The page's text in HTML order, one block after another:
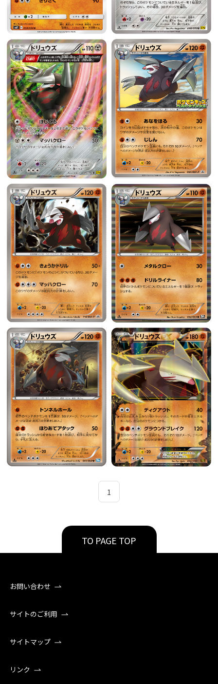
1
TO PAGE TOP
お問い合わせ
サイトのご利用
サイトマップ
リンク